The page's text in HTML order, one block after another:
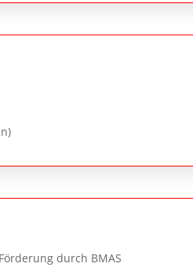
durch BMAS